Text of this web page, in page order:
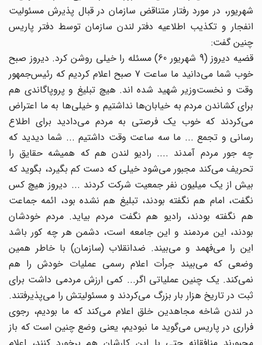
شهریور، در مورد رفتار متناقض سازمان در قبال پذیرش مسئولیت
انفجار و تکذیب اطلاعیه دفتر لندن سازمان توسط دفتر پاریس
چنین گفت:
قضیه دیروز (9 شهریور 60) مسئله را خیلی روشن کرد. دیروز صبح
خوب شما می‌دانید ما ساعت 7 صبح اعلام کردیم که رئیس‌جمهور
وقت و نخست‌وزیر شهید شده اند. هیچ تبلیغ و پروپاگاندی هم
برای کشاندن مردم به خیابان‌ها نداشتیم و خیلی‌ها به ما اعتراض
می‌کردند که خوب یک فرصتی به مردم می‌دادید برای اطلاع
رسانی و تجمع ... ما سه ساعت وقت داشتیم ... شما دیدید که
چه جور مردم آمدند .... رادیو لندن هم که همیشه حقایق را
تحریف می‌کند مجبور می‌شود خیلی که دست کم بگیرد، بگوید که
بیش از یک میلیون نفر جمعیت شرکت کردند ... دیروز هیچ کس
نگفت، امام هم نگفته بودند، تبلیغ هم نشده بود،‌ ائمه جماعت
هم نگفته بودند، رادیو هم نگفت مردم بیاید. مردم خودشان
بودند، این مردمند و این جامعه است، دشمن هر چه کور باشد
این را می‌فهمد و می‌بیند. ضد‌انقلاب (سازمان) با خاطر همین
وضعی که می‌بیند جرأت اعلام رسمی عملیات خودش را هم
نمی‌کند. یک چنین عملیاتی اگر... کمی ارزش مردمی داشت برای
ثبت در تاریخ هزار بار بزرگ می‌کردند و مسئولیتش را می‌پذیرفتند.
در لندن شاخه مجاهدین خلق اعلام می‌کند که ما بودیم، رجوی
فراری در پاریس می‌گوید ما نبودیم، یعنی وضع چنین است که باز